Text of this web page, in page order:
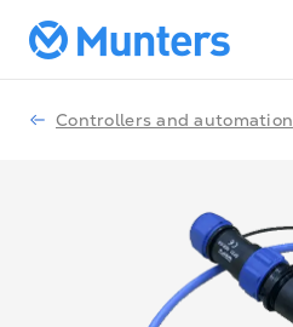
Controllers and automation